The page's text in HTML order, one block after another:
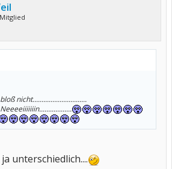
nicht..............................
unterschiedlich....